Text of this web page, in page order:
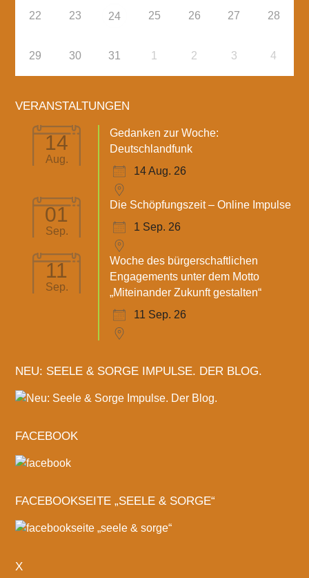
22 23 24 25 26 27 28
29 30 31 1 2 3 4
VERANSTALTUNGEN
14
Aug.
Gedanken zur Woche:
Deutschlandfunk
14 Aug. 26
01
Sep.
Die Schöpfungszeit – Online Impulse
1 Sep. 26
11
Sep.
Woche des bürgerschaftlichen
Engagements unter dem Motto
„Miteinander Zukunft gestalten“
11 Sep. 26
NEU: SEELE & SORGE IMPULSE. DER BLOG.
FACEBOOK
FACEBOOKSEITE „SEELE & SORGE“
X